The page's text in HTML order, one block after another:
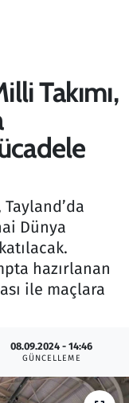
Takımı,
Dünya
hazırlanan
ile maçlara
08.09.2024 - 14:46
GÜNCELLEME